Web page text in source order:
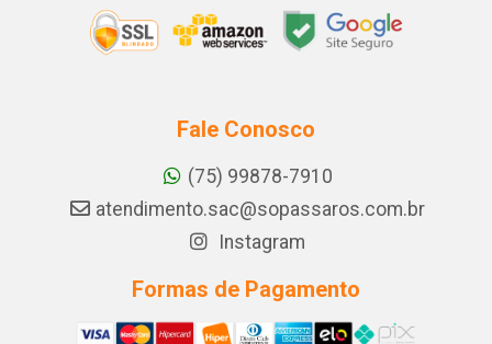
Fale Conosco
(75) 99878-7910
atendimento.sac@sopassaros.com.br
Instagram
Formas de Pagamento